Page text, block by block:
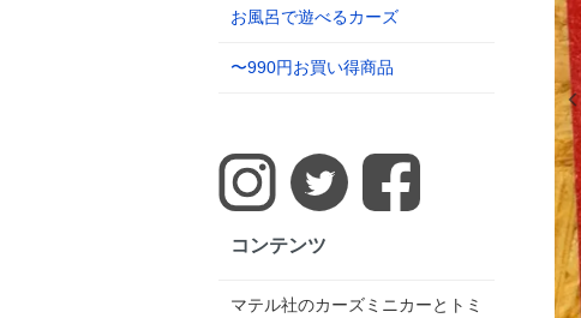
お風呂で遊べるカーズ
〜990円お買い得商品
コンテンツ
マテル社のカーズミニカーとトミ